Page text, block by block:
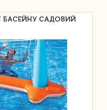
БАСЕЙНУ САДОВИЙ